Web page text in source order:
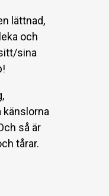
lättnad,
och
sina
känslorna
så är
tårar.